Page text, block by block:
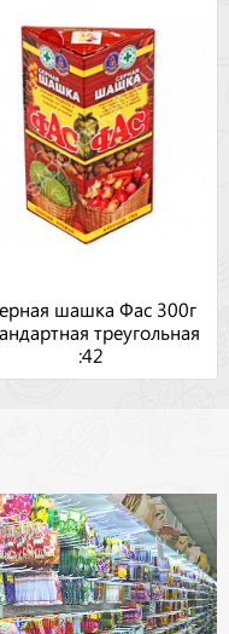
шашка Фас 300г
треугольная
:42